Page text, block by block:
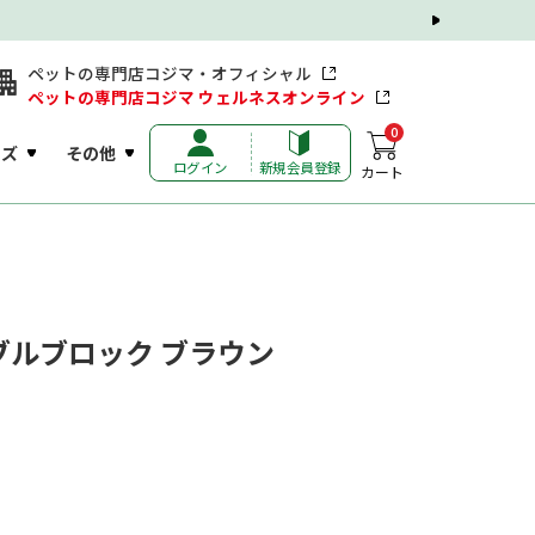
ペットの専門店コジマ・オフィシャル
ペットの専門店コジマ ウェルネスオンライン
その他
ログイン 新規会員登録
0
カート
ブロック ブラウン